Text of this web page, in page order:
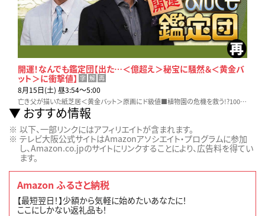
開運！なんでも鑑定団【出た…＜億超え＞秘宝に騒然＆＜黄金バ
ット＞に衝撃値】 字 解 再
8月15日(土) 昼3:54〜5:00
亡き父が描いた紙芝居＜黄金バット＞原画にド級値■植物園の危機を救う!?100 年前…園に寄贈されたのは世界に数組！400 年前の至宝■巨匠＜東郷青児＞の油絵…本物か!?
おすすめ情報
以下、一部リンクにはアフィリエイトが含まれます。
テレビ大阪公式サイトはAmazonアソシエイト・プログラムに参加
し、Amazon.co.jpのサイトにリンクすることにより、広告料を得てい
ます。
Amazon ふるさと納税
【最短翌日！】少額から気軽に始めたいあなたに！
ここにしかない返礼品も！